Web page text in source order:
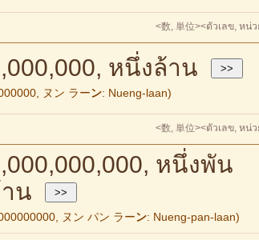
<数, 単位><ตัวเลข, หน่ว
หนึ่งล้าน
ヌン ラーン: Nueng-laan)
<数, 単位><ตัวเลข, หน่ว
หนึ่งพัน
น
ヌン パン ラーン: Nueng-pan-laan)